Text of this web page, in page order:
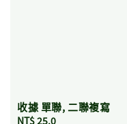
收據 單聯, 二聯複寫
Regular
NT$ 25.0